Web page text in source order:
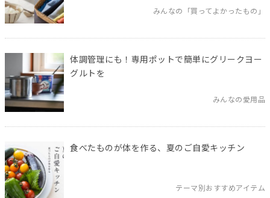
みんなの「買ってよかったもの」
体調管理にも！専用ポットで簡単にグリークヨー
グルトを
みんなの愛用品
食べたものが体を作る、夏のご自愛キッチン
テーマ別おすすめアイテム